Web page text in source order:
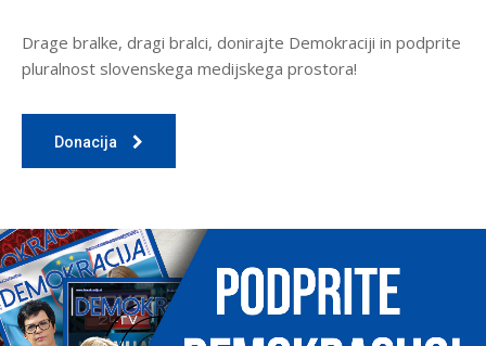
Drage bralke, dragi bralci, donirajte Demokraciji in podprite
pluralnost slovenskega medijskega prostora!
Donacija